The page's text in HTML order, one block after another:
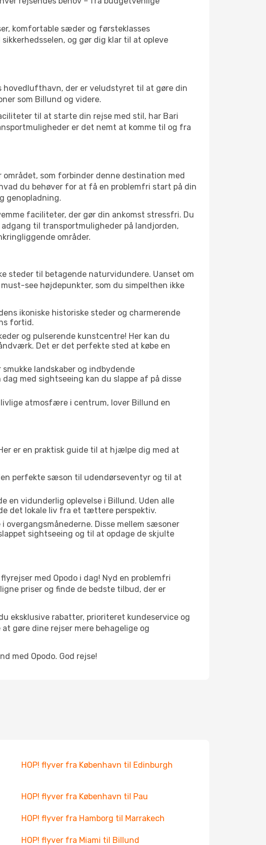
komfortable sæder og førsteklasses
og gør dig klar til at opleve
hovedlufthavn, der er veludstyret til at gøre din
som Billund og videre.
til at starte din rejse med stil, har Bari
er det nemt at komme til og fra
som forbinder denne destination med
du behøver for at få en problemfri start på din
genopladning.
faciliteter, der gør din ankomst stressfri. Du
til transportmuligheder på landjorden,
områder.
steder til betagende naturvidundere. Uanset om
see højdepunkter, som du simpelthen ikke
ikoniske historiske steder og charmerende
fortid.
og pulserende kunstcentre! Her kan du
Det er det perfekte sted at købe en
landskaber og indbydende
med sightseeing kan du slappe af på disse
atmosfære i centrum, lover Billund en
er en praktisk guide til at hjælpe dig med at
perfekte sæson til udendørseventyr og til at
en vidunderlig oplevelse i Billund. Uden alle
det lokale liv fra et tættere perspektiv.
overgangsmånederne. Disse mellem sæsoner
sightseeing og til at opdage de skjulte
med Opodo i dag! Nyd en problemfri
priser og finde de bedste tilbud, der er
eksklusive rabatter, prioriteret kundeservice og
gøre dine rejser mere behagelige og
med Opodo. God rejse!
HOP! flyver fra København til Edinburgh
HOP! flyver fra København til Pau
HOP! flyver fra Hamborg til Marrakech
HOP! flyver fra Miami til Billund